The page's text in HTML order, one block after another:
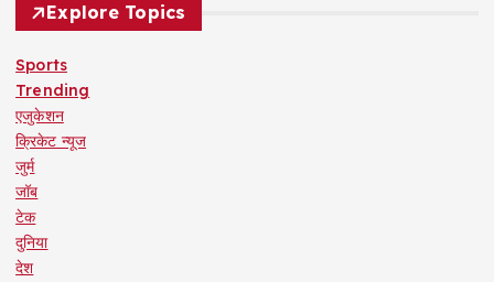
Explore Topics
Sports
Trending
एजुकेशन
क्रिकेट न्यूज
जुर्म
जॉब
टेक
दुनिया
देश